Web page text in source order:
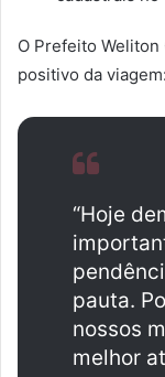
O Prefeito
positivo da viagem:
“Hoje
pauta.
nossos
melhor